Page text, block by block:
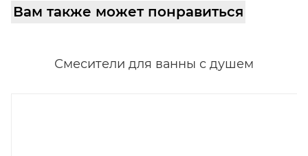
Вам также может понравиться
Смесители для ванны с душем